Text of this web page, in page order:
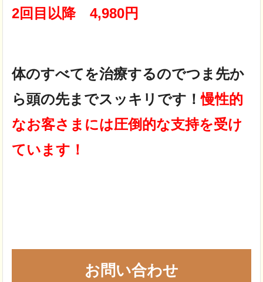
2回目以降 4,980円
体のすべてを治療するのでつま先か
ら頭の先までスッキリです！慢性的
なお客さまには圧倒的な支持を受け
ています！
お問い合わせ